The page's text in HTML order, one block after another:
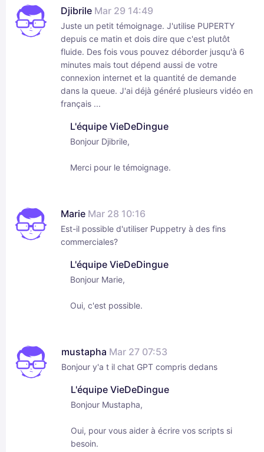
Djibrile Mar 29 14:49
Juste un petit témoignage. J'utilise PUPERTY
depuis ce matin et dois dire que c'est plutôt
fluide. Des fois vous pouvez déborder jusqu'à 6
minutes mais tout dépend aussi de votre
connexion internet et la quantité de demande
dans la queue. J'ai déjà généré plusieurs vidéo en
français ...
L'équipe VieDeDingue
Bonjour Djibrile,
Merci pour le témoignage.
Marie Mar 28 10:16
Est-il possible d'utiliser Puppetry à des fins
commerciales?
L'équipe VieDeDingue
Bonjour Marie,
Oui, c'est possible.
mustapha Mar 27 07:53
Bonjour y'a t il chat GPT compris dedans
L'équipe VieDeDingue
Bonjour Mustapha,
Oui, pour vous aider à écrire vos scripts si
besoin.